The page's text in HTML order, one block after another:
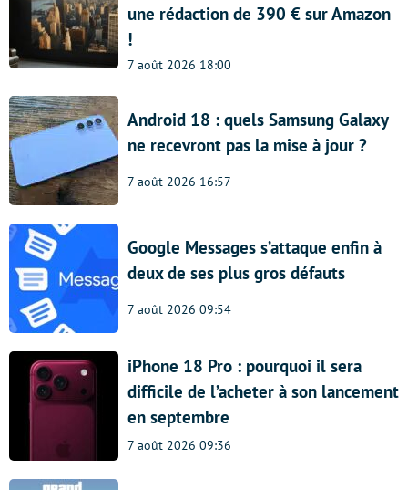
une rédaction de 390 € sur Amazon
!
7 août 2026 18:00
Android 18 : quels Samsung Galaxy
ne recevront pas la mise à jour ?
7 août 2026 16:57
Google Messages s’attaque enfin à
deux de ses plus gros défauts
7 août 2026 09:54
iPhone 18 Pro : pourquoi il sera
difficile de l’acheter à son lancement
en septembre
7 août 2026 09:36